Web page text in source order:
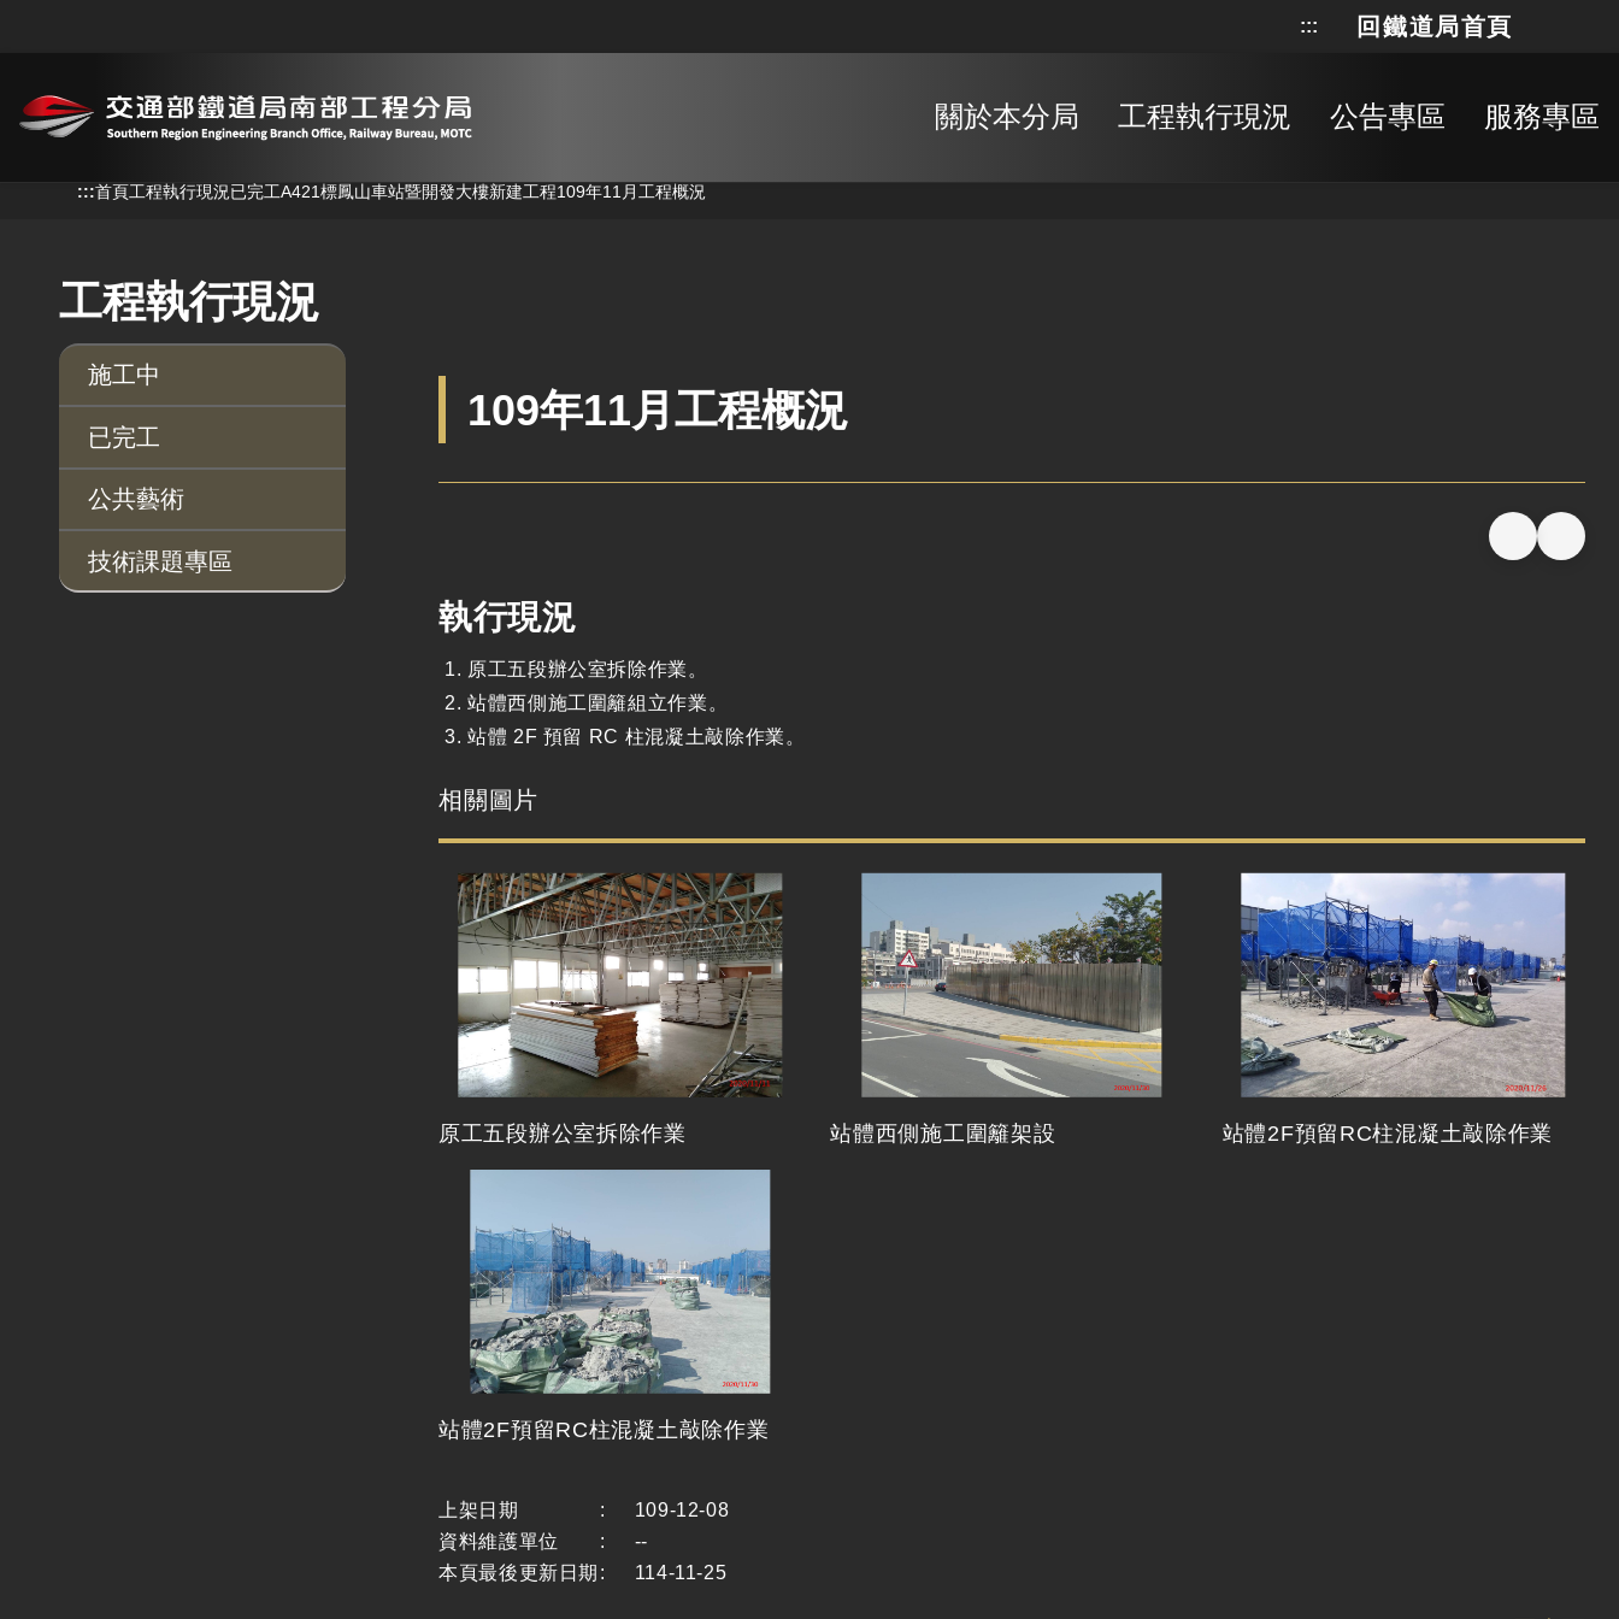
::: 回鐵道局首頁
關於本分局 工程執行現況 公告專區 服務專區
:::首頁工程執行現況已完工A421標鳳山車站暨開發大樓新建工程109年11月工程概況
工程執行現況
施工中
已完工
公共藝術
技術課題專區
109年11月工程概況
執行現況
原工五段辦公室拆除作業。
站體西側施工圍籬組立作業。
站體 2F 預留 RC 柱混凝土敲除作業。
相關圖片
原工五段辦公室拆除作業 站體西側施工圍籬架設 站體2F預留RC柱混凝土敲除作業
站體2F預留RC柱混凝土敲除作業
上架日期 :
109-12-08
資料維護單位
:
--
本頁最後更新日期 : 114-11-25